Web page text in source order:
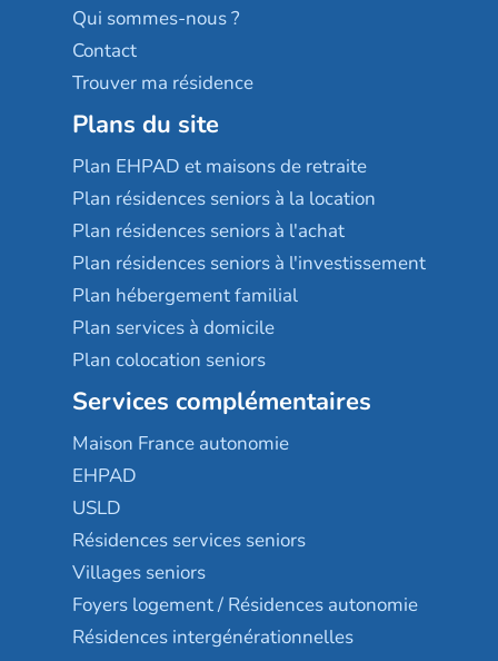
Qui sommes-nous ?
Contact
Trouver ma résidence
Plans du site
Plan EHPAD et maisons de retraite
Plan résidences seniors à la location
Plan résidences seniors à l'achat
Plan résidences seniors à l'investissement
Plan hébergement familial
Plan services à domicile
Plan colocation seniors
Services complémentaires
Maison France autonomie
EHPAD
USLD
Résidences services seniors
Villages seniors
Foyers logement / Résidences autonomie
Résidences intergénérationnelles